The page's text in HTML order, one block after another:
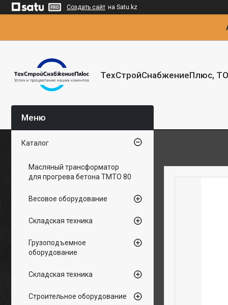
Создать сайт на Satu.kz
ТехСтройСнабжениеПлюс,
Каталог
Масляный трансформатор
для прогрева бетона ТМТО 80
Весовое оборудование
Складская техника
Грузоподъемное
оборудование
Складская техника
Строительное оборудование